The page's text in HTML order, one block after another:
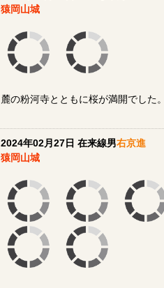
2024年04月09日 ぺーちゃん
猿岡山城
麓の粉河寺とともに桜が満開でした
2024年02月27日 在来線男
右京進
猿岡山城